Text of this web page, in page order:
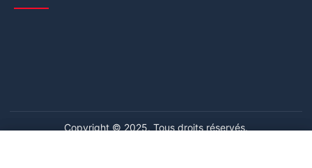
Copyright © 2025. Tous droits réservés.